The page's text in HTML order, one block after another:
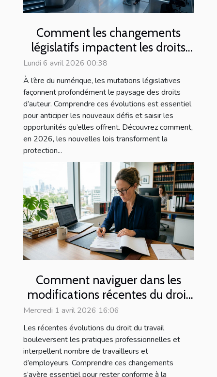
Comment les changements
législatifs impactent les droits
d'auteur en 2026 ?
Lundi 6 avril 2026 00:38
À l’ère du numérique, les mutations législatives
façonnent profondément le paysage des droits
d’auteur. Comprendre ces évolutions est essentiel
pour anticiper les nouveaux défis et saisir les
opportunités qu’elles offrent. Découvrez comment,
en 2026, les nouvelles lois transforment la
protection...
Comment naviguer dans les
modifications récentes du droit
du travail ?
Mercredi 1 avril 2026 16:06
Les récentes évolutions du droit du travail
bouleversent les pratiques professionnelles et
interpellent nombre de travailleurs et
d’employeurs. Comprendre ces changements
s’avère essentiel pour rester conforme à la